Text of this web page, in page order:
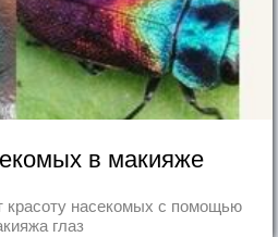
в макияже
красоту насекомых с помощью
глаз